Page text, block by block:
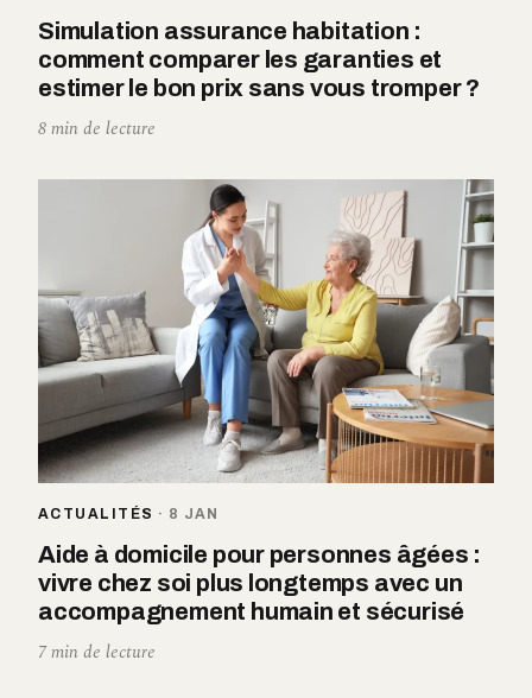
Simulation assurance habitation :
comment comparer les garanties et
estimer le bon prix sans vous tromper ?
8 min de lecture
ACTUALITÉS · 8 JAN
Aide à domicile pour personnes âgées :
vivre chez soi plus longtemps avec un
accompagnement humain et sécurisé
7 min de lecture